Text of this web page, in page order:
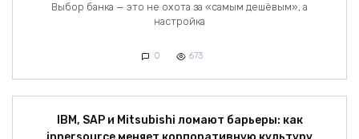
Выбор банка — это не охота за «самым дешёвым», а
настройка
0 673
IBM, SAP и Mitsubishi ломают барьеры: как